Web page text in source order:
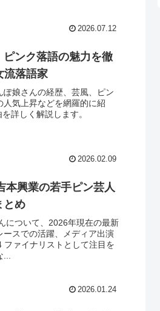
2026.07.12
ンク落語の魅力を徹
流落語家
ぽ娘さんの経歴、芸風、ピン
気上昇などを網羅的に紹
詳しく解説します。
2026.02.09
本興業の若手ピン芸人
とめ
について、2026年現在の最新
スでの活躍、メディア出演
ァイナリストとして注目を
2026.01.24